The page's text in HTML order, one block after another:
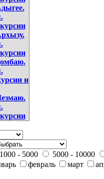
1000 - 5000 5000 - 10000
февраль март